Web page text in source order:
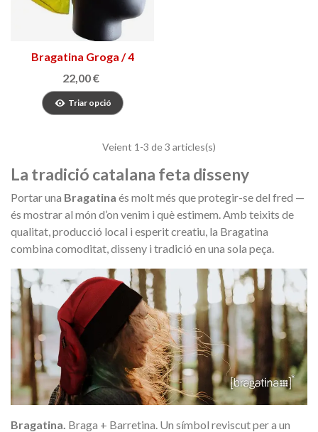
Bragatina Groga / 4
Barres
22,00 €
Triar opció
Veient 1 -3 de 3 articles(s)
La tradició catalana feta disseny
Portar una Bragatina és molt més que protegir-se del fred —
és mostrar al món d’on venim i què estimem. Amb teixits de
qualitat, producció local i esperit creatiu, la Bragatina
combina comoditat, disseny i tradició en una sola peça.
Bragatina. Braga + Barretina. Un símbol reviscut per a un